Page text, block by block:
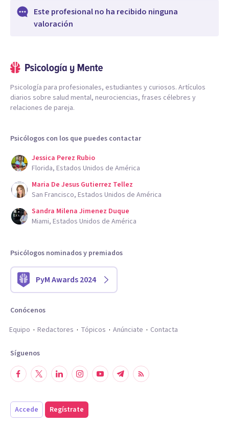
Este profesional no ha recibido ninguna
valoración
Psicología para profesionales, estudiantes y curiosos. Artículos
diarios sobre salud mental, neurociencias, frases célebres y
relaciones de pareja.
Psicólogos con los que puedes contactar
Jessica Perez Rubio
Florida, Estados Unidos de América
Maria De Jesus Gutierrez Tellez
San Francisco, Estados Unidos de América
Sandra Milena Jimenez Duque
Miami, Estados Unidos de América
Psicólogos nominados y premiados
PyM Awards 2024
Conócenos
Equipo
Redactores Tópicos Anúnciate Contacta
Síguenos
Accede Regístrate